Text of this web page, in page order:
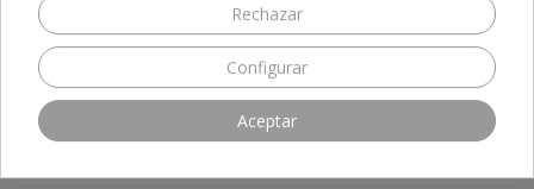
ESTOS PRODUCTOS TE
PUEDEN INTERESAR
Rechazar
Configurar
Aceptar